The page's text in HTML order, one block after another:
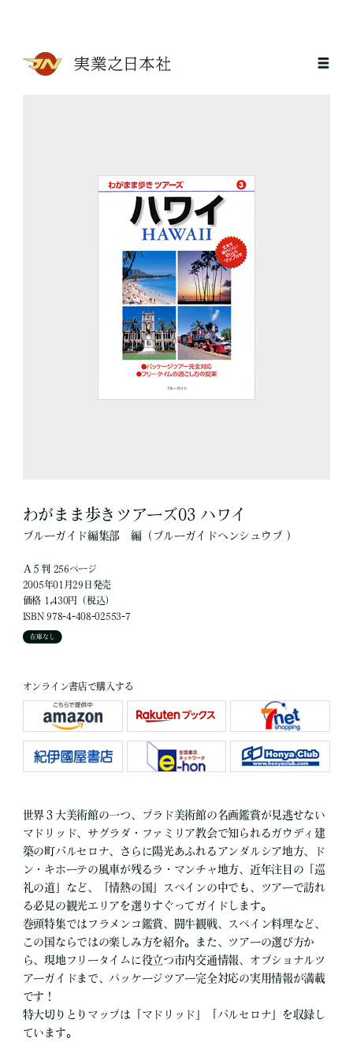
わがまま歩きツアーズ03 ハワイ
ブルーガイド編集部 編（ブルーガイドヘンシュウブ ）
Ａ５判 256ページ
2005年01月29日発売
価格 1,430円（税込）
ISBN 978-4-408-02553-7
在庫なし
オンライン書店で購入する
世界３大美術館の一つ、プラド美術館の名画鑑賞が見逃せない
マドリッド、サグラダ・ファミリア教会で知られるガウディ建
築の町バルセロナ、さらに陽光あふれるアンダルシア地方、ド
ン・キホーテの風車が残るラ・マンチャ地方、近年注目の「巡
礼の道」など、「情熱の国」スペインの中でも、ツアーで訪れ
る必見の観光エリアを選りすぐってガイドします。
巻頭特集ではフラメンコ鑑賞、闘牛観戦、スペイン料理など、
この国ならではの楽しみ方を紹介。また、ツアーの選び方か
ら、現地フリータイムに役立つ市内交通情報、オプショナルツ
アーガイドまで、パッケージツアー完全対応の実用情報が満載
です！
特大切りとりマップは「マドリッド」「バルセロナ」を収録し
ています。